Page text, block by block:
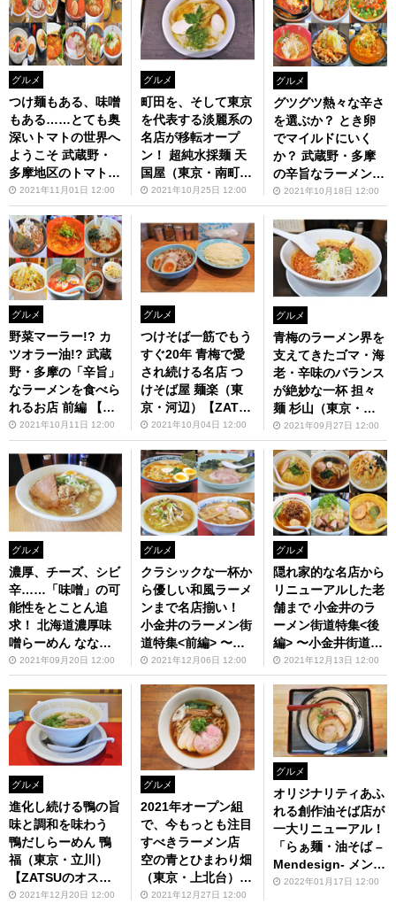
麺 in 武蔵野・多
摩】第81回
多摩】第79回
グルメ
つけ麺もある、味噌
もある……とても奥
深いトマトの世界へ
ようこそ 武蔵野・
多摩地区のトマトラ
ーメン特集【ZATS
Uのオスス麺 in 武
蔵野・多摩】第78回
2021年11月01日 12:00
グルメ
町田を、そして東京
を代表する淡麗系の
名店が移転オープ
ン！ 超純水採麺 天
国屋（東京・南町田
グランベリーパー
ク）【ZATSUのオ
スス麺 in 武蔵野・
多摩】第77回
2021年10月25日 12:00
グルメ
グツグツ熱々な辛さ
を選ぶか？ とき卵
でマイルドにいく
か？ 武蔵野・多摩
の辛旨なラーメンを
食べられるお店 後
編【ZATSUのオス
ス麺 in 武蔵野・多
摩】第76回
2021年10月18日 12:00
グルメ
野菜マーラー!? カ
ツオラー油!? 武蔵
野・多摩の「辛旨」
なラーメンを食べら
れるお店 前編 【ZA
TSUのオスス麺 in
武蔵野・多摩】第75
回
2021年10月11日 12:00
グルメ
つけそば一筋でもう
すぐ20年 青梅で愛
され続ける名店 つ
けそば屋 麺楽（東
京・河辺）【ZATS
Uのオスス麺 in 武
蔵野・多摩】第74回
2021年10月04日 12:00
グルメ
青梅のラーメン界を
支えてきたゴマ・海
老・辛味のバランス
が絶妙な一杯 担々
麺 杉山（東京・河
辺）【ZATSUのオ
スス麺 in 武蔵野・
多摩】第73回
2021年09月27日 12:00
グルメ
濃厚、チーズ、シビ
辛……「味噌」の可
能性をとことん追
求！ 北海道濃厚味
噌らーめん ななと
（東京・羽村）【Z
ATSUのオスス麺 in
武蔵野・多摩】第72
回
2021年09月20日 12:00
グルメ
クラシックな一杯か
ら優しい和風ラーメ
ンまで名店揃い！
小金井のラーメン街
道特集<前編> 〜新
小金井街道編〜【Z
ATSUのオスス麺 in
武蔵野・多摩】第83
回
2021年12月06日 12:00
グルメ
隠れ家的な名店から
リニューアルした老
舗まで 小金井のラ
ーメン街道特集<後
編> 〜小金井街道
編〜【ZATSUのオ
スス麺 in 武蔵野・
多摩】第84回
2021年12月13日 12:00
グルメ
進化し続ける鴨の旨
味と調和を味わう
鴨だしらーめん 鴨
福（東京・立川）
【ZATSUのオスス
麺 in 武蔵野・多
2021年12月20日 12:00
グルメ
2021年オープン組
で、今もっとも注目
すべきラーメン店
空の青とひまわり畑
（東京・上北台）
【ZATSUのオスス
2021年12月27日 12:00
グルメ
オリジナリティあふ
れる創作油そば店が
一大リニューアル！
「らぁ麺・油そば –
Mendesign- メンデ
ザイン」（東京・花
2022年01月17日 12:00